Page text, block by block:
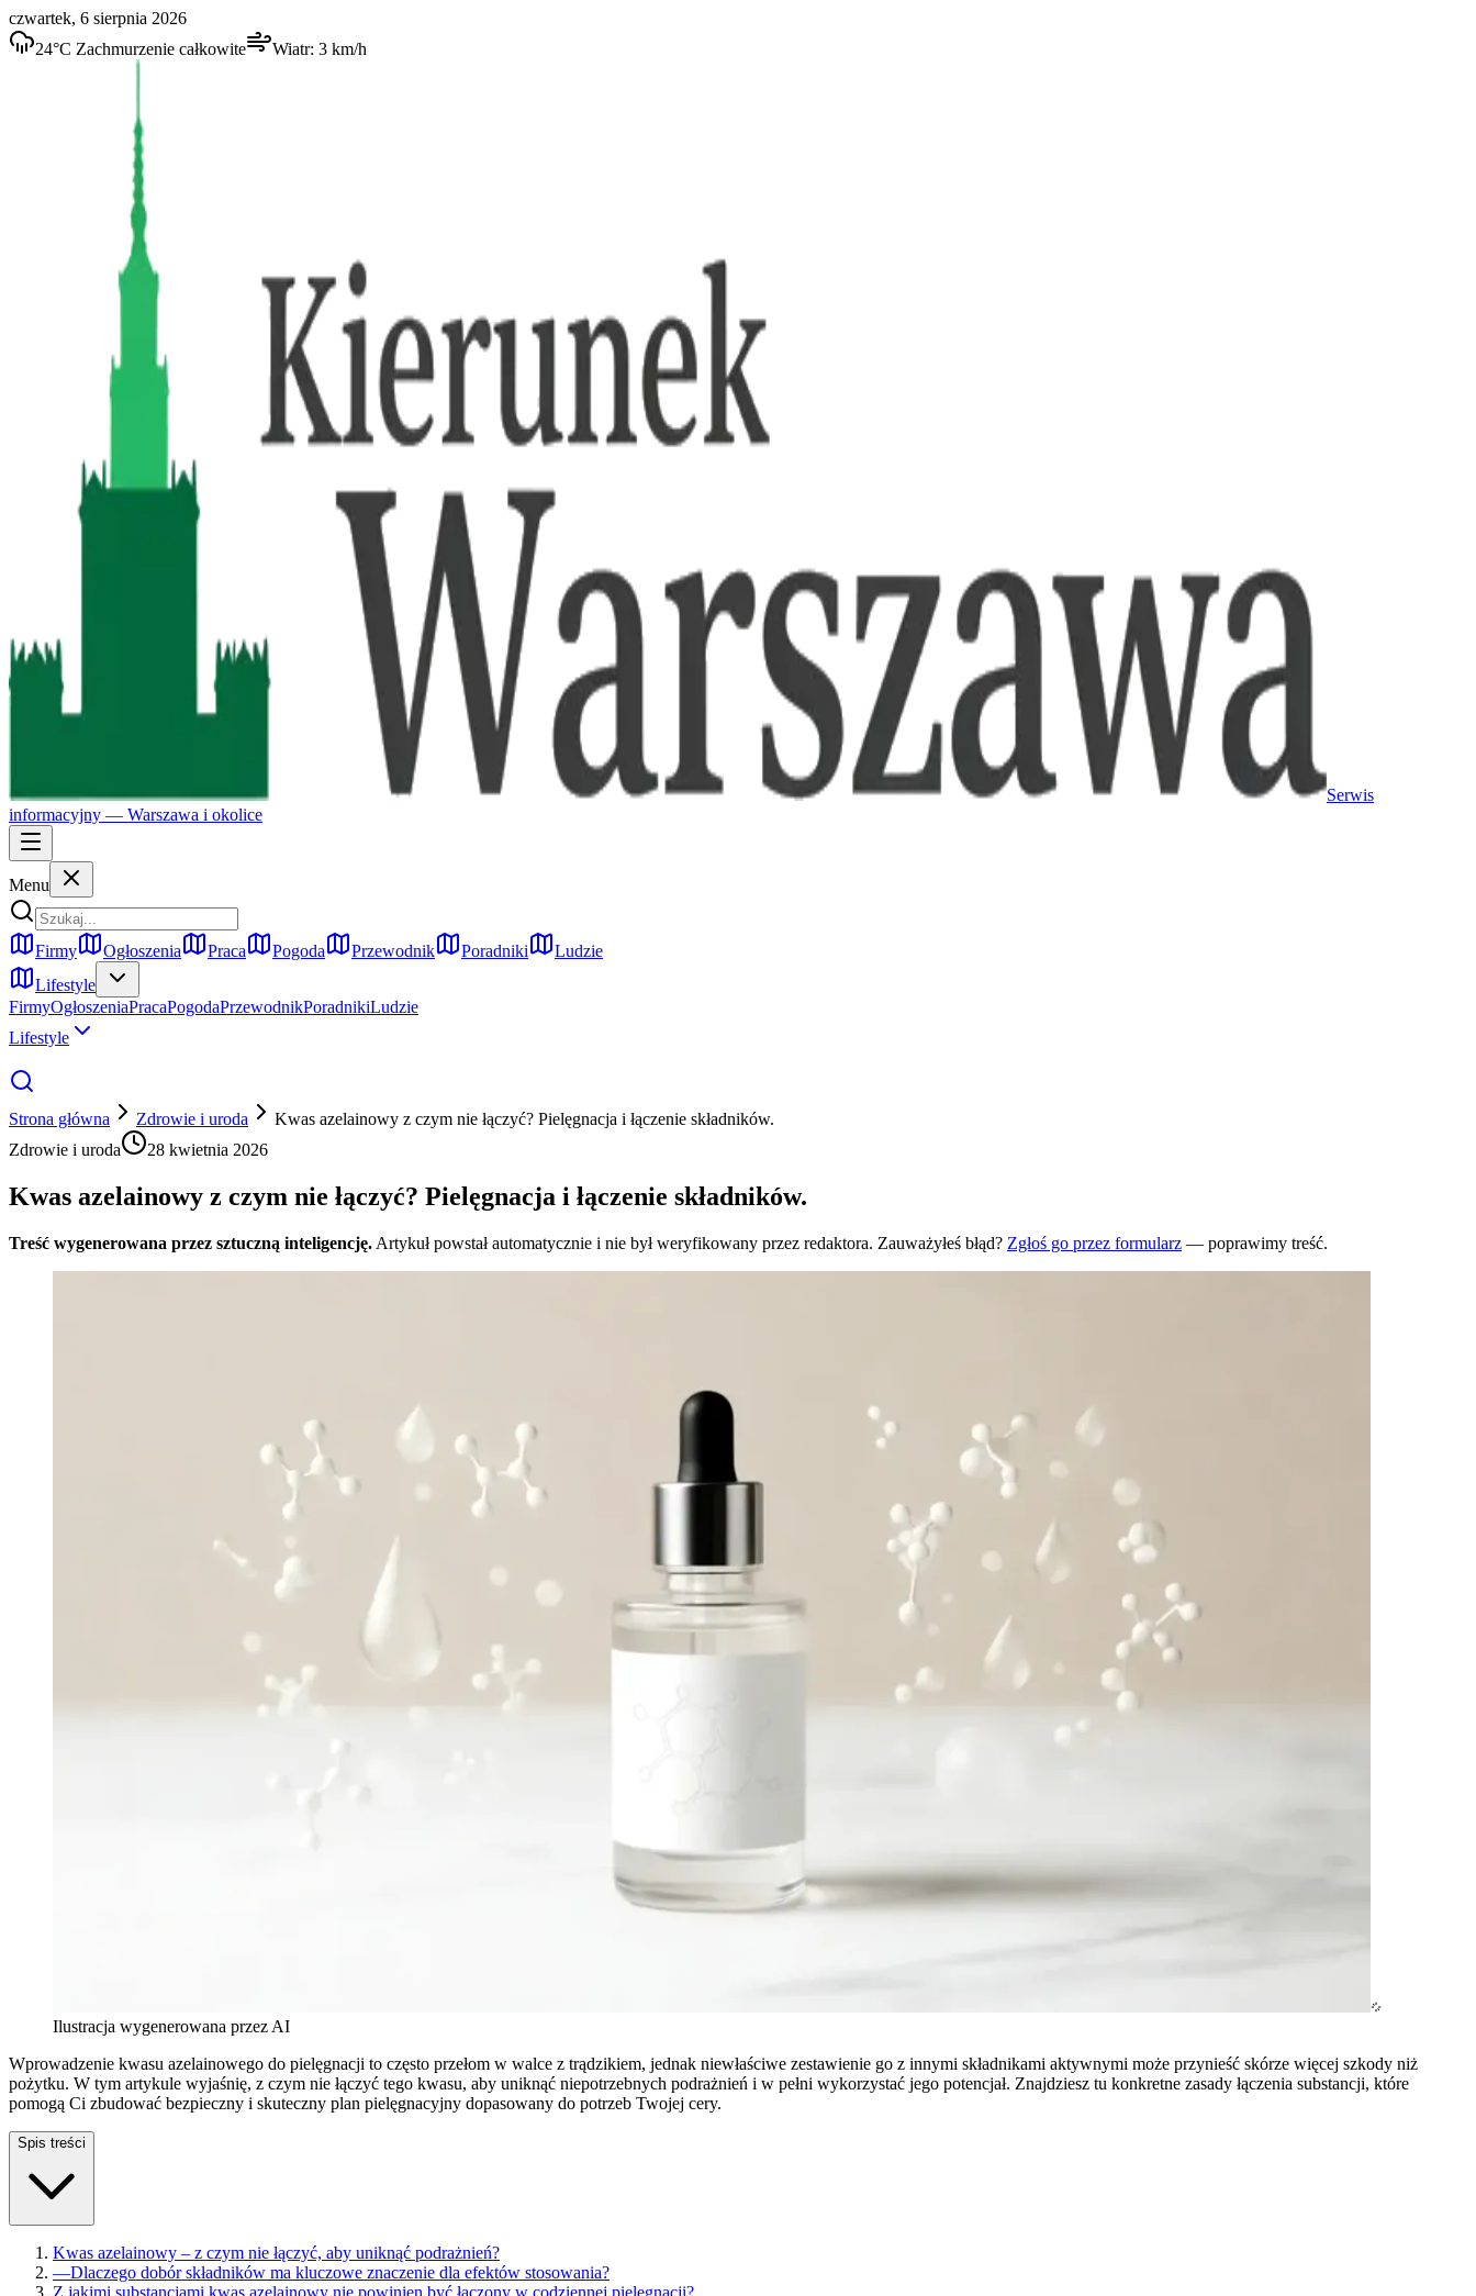
czwartek, 6 sierpnia 2026
24°C Zachmurzenie całkowite Wiatr: 3 km/h
Serwis
informacyjny — Warszawa i okolice
Menu
Firmy Ogłoszenia Praca Pogoda Przewodnik Poradniki
Ludzie
Lifestyle
FirmyOgłoszeniaPracaPogodaPrzewodnikPoradnikiLudzie
Lifestyle
Strona główna Zdrowie i uroda
Kwas azelainowy z czym nie łączyć? Pielęgnacja i łączenie składników.
Zdrowie i uroda
28 kwietnia 2026
Kwas azelainowy z czym nie łączyć? Pielęgnacja i łączenie składników.
Treść wygenerowana przez sztuczną inteligencję. Artykuł powstał automatycznie i nie był weryfikowany przez redaktora. Zauważyłeś błąd? Zgłoś go przez formularz — poprawimy treść.
Ilustracja wygenerowana przez AI
Wprowadzenie kwasu azelainowego do pielęgnacji to często przełom w walce z trądzikiem, jednak niewłaściwe zestawienie go z innymi składnikami aktywnymi może przynieść skórze więcej szkody niż
pożytku. W tym artykule wyjaśnię, z czym nie łączyć tego kwasu, aby uniknąć niepotrzebnych podrażnień i w pełni wykorzystać jego potencjał. Znajdziesz tu konkretne zasady łączenia substancji, które
pomogą Ci zbudować bezpieczny i skuteczny plan pielęgnacyjny dopasowany do potrzeb Twojej cery.
Spis treści
Kwas azelainowy – z czym nie łączyć, aby uniknąć podrażnień?
—Dlaczego dobór składników ma kluczowe znaczenie dla efektów stosowania?
Z jakimi substancjami kwas azelainowy nie powinien być łączony w codziennej pielęgnacji?